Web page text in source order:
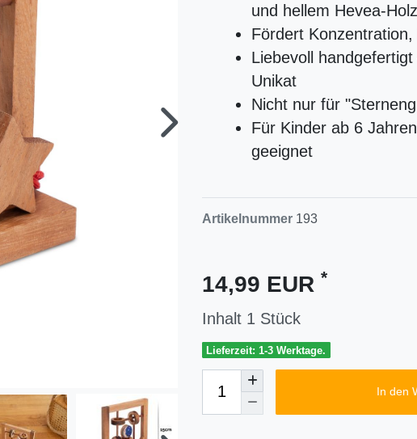
und hellem Hevea-Holz
Fördert
Liebevoll
Unikat
Nicht nur für
Für Kinder ab 6
geeignet
Artikelnummer 193
14,99 EUR *
Inhalt 1 Stück
Lieferzeit: 1-3 Werktage.
In den